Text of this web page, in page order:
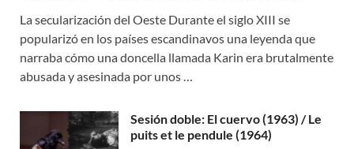
La secularización del Oeste Durante el siglo XIII se
popularizó en los países escandinavos una leyenda que
narraba cómo una doncella llamada Karin era brutalmente
abusada y asesinada por unos …
Sesión doble: El cuervo (1963) / Le
puits et le pendule (1964)